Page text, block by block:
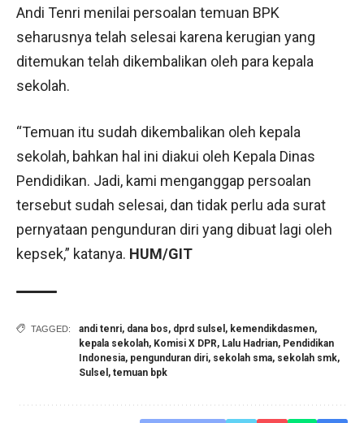
Andi Tenri menilai persoalan temuan BPK
seharusnya telah selesai karena kerugian yang
ditemukan telah dikembalikan oleh para kepala
sekolah.
“Temuan itu sudah dikembalikan oleh kepala
sekolah, bahkan hal ini diakui oleh Kepala Dinas
Pendidikan. Jadi, kami menganggap persoalan
tersebut sudah selesai, dan tidak perlu ada surat
pernyataan pengunduran diri yang dibuat lagi oleh
kepsek,” katanya. HUM/GIT
TAGGED: andi tenri, dana bos, dprd sulsel , kemendikdasmen,
kepala sekolah, Komisi X DPR, Lalu Hadrian, Pendidikan
Indonesia, pengunduran diri, sekolah sma, sekolah smk,
Sulsel , temuan bpk